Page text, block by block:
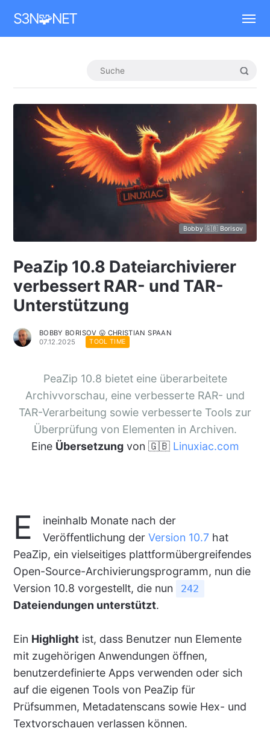
S3N🧩NET
Bobby 🇬🇧 Borisov
PeaZip 10.8 Dateiarchivierer
verbessert RAR- und TAR-
Unterstützung
BOBBY BORISOV 😛 CHRISTIAN SPAAN
07.12.2025
TOOL TIME
PeaZip 10.8 bietet eine überarbeitete
Archivvorschau, eine verbesserte RAR- und
TAR-Verarbeitung sowie verbesserte Tools zur
Überprüfung von Elementen in Archiven.
Eine Übersetzungvon 🇬🇧 Linuxiac.com
E
ineinhalb Monate nach der
Veröffentlichung der Version 10.7hat
PeaZip, ein vielseitiges plattformübergreifendes
Open-Source-Archivierungsprogramm, nun die
Version 10.8 vorgestellt, die nun
242
Dateiendungen unterstützt.
Ein Highlightist, dass Benutzer nun Elemente
mit zugehörigen Anwendungen öffnen,
benutzerdefinierte Apps verwenden oder sich
auf die eigenen Tools von PeaZip für
Prüfsummen, Metadatenscans sowie Hex- und
Textvorschauen verlassen können.